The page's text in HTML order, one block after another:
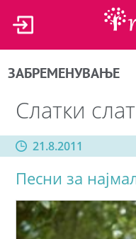
ЗАБРЕМЕНУВАЊЕ
Слатки
21.8.2011
Песни за